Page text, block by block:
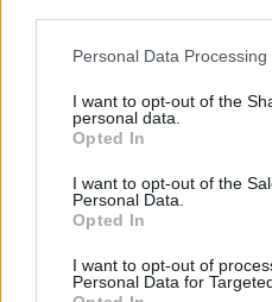
negar su consentimiento.
de su consentimiento, pero
rechazar tal procesamiento.
cualquier momento entrando
visitando nuestra política de
Personal Data
I want to opt-out of the
personal data.
Opted In
I want to opt-out of the
Personal Data.
Opted In
I want to opt-out of
Personal Data for